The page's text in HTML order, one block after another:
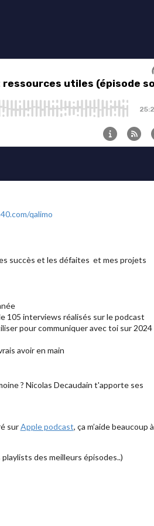
qalimo
succès et les défaites et mes projets
105 interviews réalisés sur le podcast
pour communiquer avec toi sur 2024
avoir en main
? Nicolas Decaudain t'apporte ses
surApple podcast, ça m’aide beaucoup à
des meilleurs épisodes..)